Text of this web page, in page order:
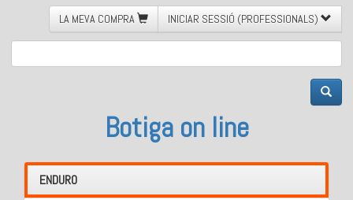
LA MEVA COMPRA
INICIAR SESSIÓ (PROFESSIONALS)
Botiga on line
ENDURO